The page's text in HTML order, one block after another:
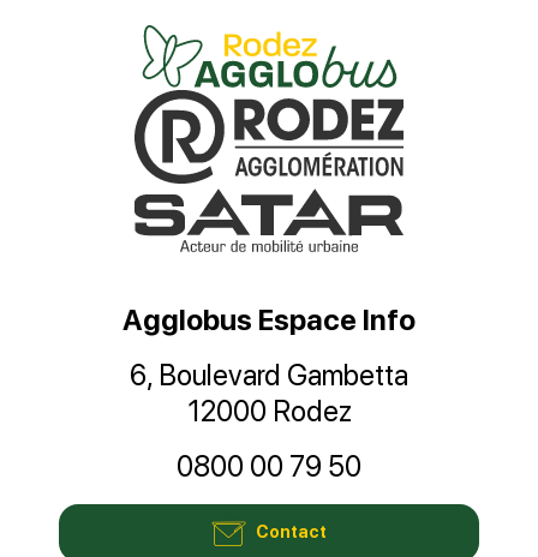
Agglobus Espace Info
6, Boulevard Gambetta
12000 Rodez
0800 00 79 50
Contact